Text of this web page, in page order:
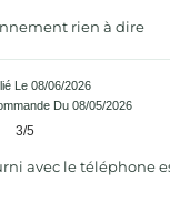
rien à dire
Le 08/06/2026
Du 08/05/2026
3/5
avec le téléphone